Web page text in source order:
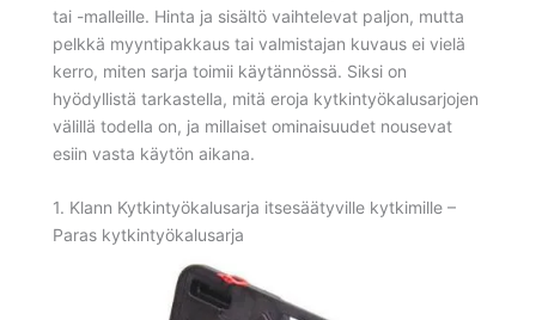
tai -malleille. Hinta ja sisältö vaihtelevat paljon, mutta
pelkkä myyntipakkaus tai valmistajan kuvaus ei vielä
kerro, miten sarja toimii käytännössä. Siksi on
hyödyllistä tarkastella, mitä eroja kytkintyökalusarjojen
välillä todella on, ja millaiset ominaisuudet nousevat
esiin vasta käytön aikana.
1. Klann Kytkintyökalusarja itsesäätyville kytkimille –
Paras kytkintyökalusarja